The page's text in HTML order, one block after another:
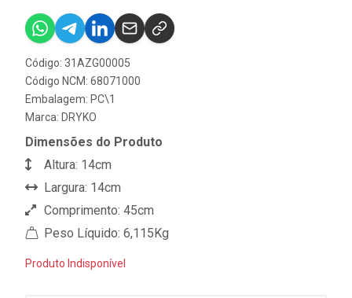
Código: 31AZG00005
Código NCM: 68071000
Embalagem: PC\1
Marca: DRYKO
Dimensões do Produto
Altura: 14cm
Largura: 14cm
Comprimento: 45cm
Peso Líquido: 6,115Kg
Produto Indisponível